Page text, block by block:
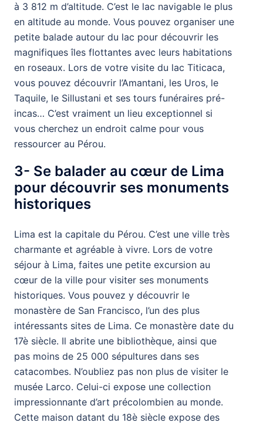
à 3 812 m d’altitude. C’est le lac navigable le plus
en altitude au monde. Vous pouvez organiser une
petite balade autour du lac pour découvrir les
magnifiques îles flottantes avec leurs habitations
en roseaux. Lors de votre visite du lac Titicaca,
vous pouvez découvrir l’Amantani, les Uros, le
Taquile, le Sillustani et ses tours funéraires pré-
incas… C’est vraiment un lieu exceptionnel si
vous cherchez un endroit calme pour vous
ressourcer au Pérou.
3- Se balader au cœur de Lima
pour découvrir ses monuments
historiques
Lima est la capitale du Pérou. C’est une ville très
charmante et agréable à vivre. Lors de votre
séjour à Lima, faites une petite excursion au
cœur de la ville pour visiter ses monuments
historiques. Vous pouvez y découvrir le
monastère de San Francisco, l’un des plus
intéressants sites de Lima. Ce monastère date du
17è siècle. Il abrite une bibliothèque, ainsi que
pas moins de 25 000 sépultures dans ses
catacombes. N’oubliez pas non plus de visiter le
musée Larco. Celui-ci expose une collection
impressionnante d’art précolombien au monde.
Cette maison datant du 18è siècle expose des